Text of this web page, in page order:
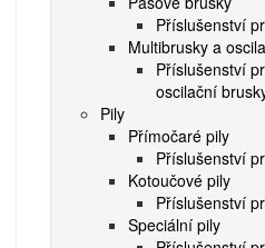
Příslušenství
Multibrusky a
Příslušenství
oscilační
Pily
Přímočaré pily
Příslušenství
Kotoučové pily
Příslušenství
Speciální pily